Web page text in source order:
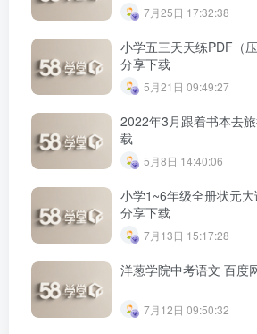
7月25日 17:32:38
小学五三天天练PDF（
分享下载
5月21日 09:49:27
2022年3月跟着书本去
载
5月8日 14:40:06
小学1~6年级全册状元
分享下载
7月13日 15:17:28
洋葱学院中考语文 百度
7月12日 09:50:32